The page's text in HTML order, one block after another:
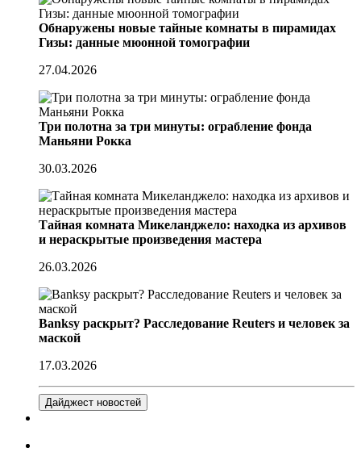
Обнаружены новые тайные комнаты в пирамидах
Гизы: данные мюонной томографии
27.04.2026
Три полотна за три минуты: ограбление фонда
Маньяни Рокка
30.03.2026
Тайная комната Микеланджело: находка из архивов
и нераскрытые произведения мастера
26.03.2026
Banksy раскрыт? Расследование Reuters и человек за
маской
17.03.2026
Дайджест новостей